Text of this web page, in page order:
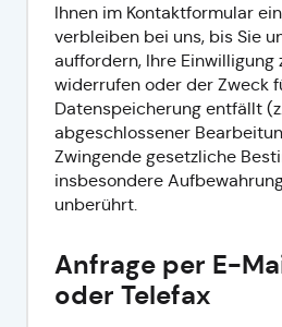
Ihnen im Kontaktformular
verbleiben bei uns, bis Sie
auffordern, Ihre Einwilligung
widerrufen oder der Zweck
Datenspeicherung entfällt
abgeschlossener
Zwingende gesetzliche
insbesondere
unberührt.
Anfrage per E-
oder Telefax